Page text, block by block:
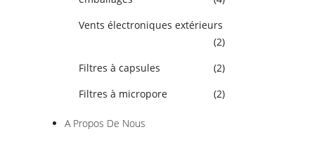
Vents électroniques extérieurs
(2)
Filtres à capsules
(2)
Filtres à micropore
(2)
A Propos De Nous